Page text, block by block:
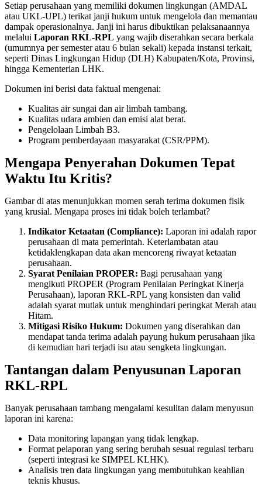
Setiap perusahaan yang memiliki dokumen lingkungan (AMDAL
atau UKL-UPL) terikat janji hukum untuk mengelola dan memantau
dampak operasionalnya. Janji ini harus dibuktikan pelaksanaannya
melalui Laporan RKL-RPL yang wajib diserahkan secara berkala
(umumnya per semester atau 6 bulan sekali) kepada instansi terkait,
seperti Dinas Lingkungan Hidup (DLH) Kabupaten/Kota, Provinsi,
hingga Kementerian LHK.
Dokumen ini berisi data faktual mengenai:
Kualitas air sungai dan air limbah tambang.
Kualitas udara ambien dan emisi alat berat.
Pengelolaan Limbah B3.
Program pemberdayaan masyarakat (CSR/PPM).
Mengapa Penyerahan Dokumen Tepat
Waktu Itu Kritis?
Gambar di atas menunjukkan momen serah terima dokumen fisik
yang krusial. Mengapa proses ini tidak boleh terlambat?
Indikator Ketaatan (Compliance): Laporan ini adalah rapor
perusahaan di mata pemerintah. Keterlambatan atau
ketidaklengkapan data akan mencoreng riwayat ketaatan
perusahaan.
Syarat Penilaian PROPER: Bagi perusahaan yang
mengikuti PROPER (Program Penilaian Peringkat Kinerja
Perusahaan), laporan RKL-RPL yang konsisten dan valid
adalah syarat mutlak untuk menghindari peringkat Merah atau
Hitam.
Mitigasi Risiko Hukum: Dokumen yang diserahkan dan
mendapat tanda terima adalah payung hukum perusahaan jika
di kemudian hari terjadi isu atau sengketa lingkungan.
Tantangan dalam Penyusunan Laporan
RKL-RPL
Banyak perusahaan tambang mengalami kesulitan dalam menyusun
laporan ini karena:
Data monitoring lapangan yang tidak lengkap.
Format pelaporan yang sering berubah sesuai regulasi terbaru
(seperti integrasi ke SIMPEL KLHK).
Analisis tren data lingkungan yang membutuhkan keahlian
teknis khusus.